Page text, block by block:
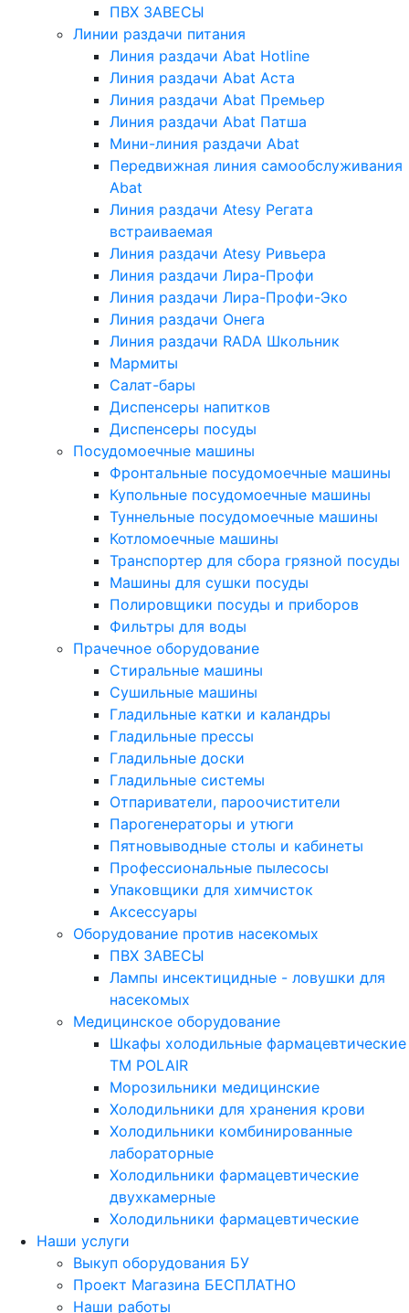
ПВХ ЗАВЕСЫ
Линии раздачи питания
Линия раздачи Abat Hotline
Линия раздачи Abat Аста
Линия раздачи Abat Премьер
Линия раздачи Abat Патша
Мини-линия раздачи Abat
Передвижная линия самообслуживания
Abat
Линия раздачи Atesy Регата
встраиваемая
Линия раздачи Atesy Ривьера
Линия раздачи Лира-Профи
Линия раздачи Лира-Профи-Эко
Линия раздачи Онега
Линия раздачи RADA Школьник
Мармиты
Салат-бары
Диспенсеры напитков
Диспенсеры посуды
Посудомоечные машины
Фронтальные посудомоечные машины
Купольные посудомоечные машины
Туннельные посудомоечные машины
Котломоечные машины
Транспортер для сбора грязной посуды
Машины для сушки посуды
Полировщики посуды и приборов
Фильтры для воды
Прачечное оборудование
Стиральные машины
Сушильные машины
Гладильные катки и каландры
Гладильные прессы
Гладильные доски
Гладильные системы
Отпариватели, пароочистители
Парогенераторы и утюги
Пятновыводные столы и кабинеты
Профессиональные пылесосы
Упаковщики для химчисток
Аксессуары
Оборудование против насекомых
ПВХ ЗАВЕСЫ
Лампы инсектицидные - ловушки для
насекомых
Медицинское оборудование
Шкафы холодильные фармацевтические
ТМ POLAIR
Морозильники медицинские
Холодильники для хранения крови
Холодильники комбинированные
лабораторные
Холодильники фармацевтические
двухкамерные
Холодильники фармацевтические
Наши услуги
Выкуп оборудования БУ
Проект Магазина БЕСПЛАТНО
Наши работы